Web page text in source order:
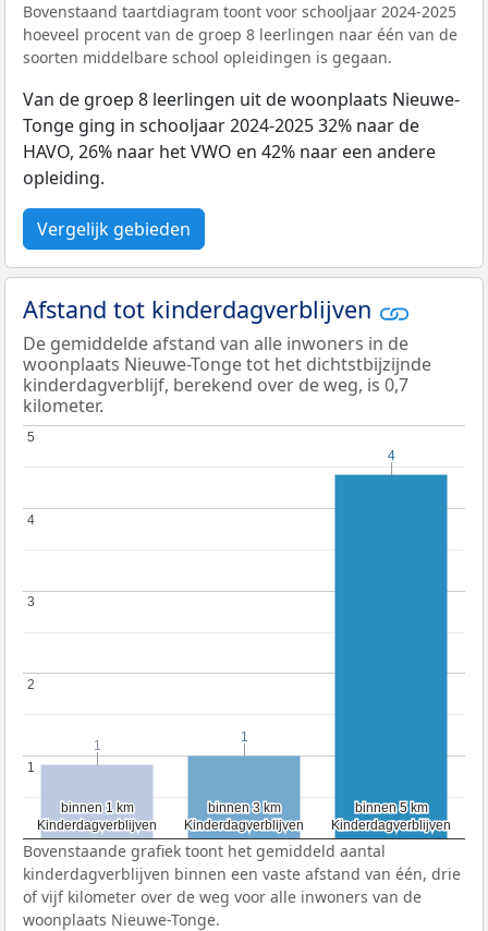
Bovenstaand taartdiagram toont voor schooljaar 2024-2025
hoeveel procent van de groep 8 leerlingen naar één van de
soorten middelbare school opleidingen is gegaan.
Van de groep 8 leerlingen uit de woonplaats Nieuwe-
Tonge ging in schooljaar 2024-2025 32% naar de
HAVO, 26% naar het VWO en 42% naar een andere
opleiding.
Vergelijk gebieden
Afstand tot kinderdagverblijven
De gemiddelde afstand van alle inwoners in de
woonplaats Nieuwe-Tonge tot het dichtstbijzijnde
kinderdagverblijf, berekend over de weg, is 0,7
kilometer.
Kinderdagverblijven
Kinderdagverblijven
binnen 1 km
binnen 1 km
Kinderdagverblijven
Kinderdagverblijven
binnen 3 km
binnen 3 km
Kinderdagverblijven
Kinderdagverblijven
binnen 5 km
binnen 5 km
11
2
2
3
3
4
4
5
5
1
1
1
1
4
4
Bovenstaande grafiek toont het gemiddeld aantal
kinderdagverblijven binnen een vaste afstand van één, drie
of vijf kilometer over de weg voor alle inwoners van de
woonplaats Nieuwe-Tonge.